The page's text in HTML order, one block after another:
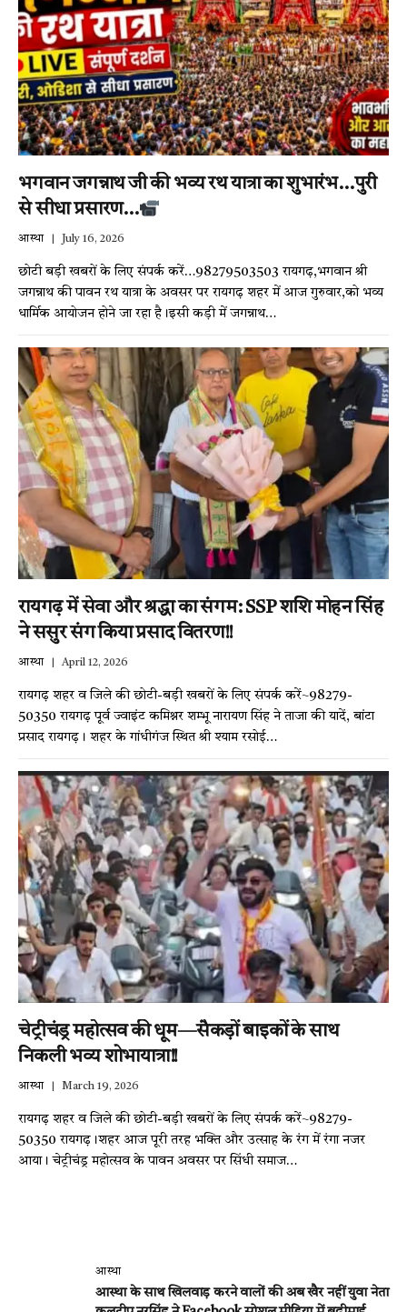
भगवान जगन्नाथ जी की भव्य रथ यात्रा का शुभारंभ…पुरी
से सीधा प्रसारण…
आस्था July 16, 2026
छोटी बड़ी खबरों के लिए संपर्क करें…98279503503 रायगढ़,भगवान श्री
जगन्नाथ की पावन रथ यात्रा के अवसर पर रायगढ़ शहर में आज गुरुवार,को भव्य
धार्मिक आयोजन होने जा रहा है।इसी कड़ी में जगन्नाथ…
रायगढ़ में सेवा और श्रद्धा का संगम: SSP शशि मोहन सिंह
ने ससुर संग किया प्रसाद वितरण!!
आस्था April 12, 2026
रायगढ़ शहर व जिले की छोटी-बड़ी खबरों के लिए संपर्क करें~98279-
50350 रायगढ़ पूर्व ज्वाइंट कमिश्नर शम्भू नारायण सिंह ने ताजा की यादें, बांटा
प्रसाद रायगढ़। शहर के गांधीगंज स्थित श्री श्याम रसोई…
चेट्रीचंड्र महोत्सव की धूम—सैकड़ों बाइकों के साथ
निकली भव्य शोभायात्रा!!
आस्था March 19, 2026
रायगढ़ शहर व जिले की छोटी-बड़ी खबरों के लिए संपर्क करें~98279-
50350 रायगढ़।शहर आज पूरी तरह भक्ति और उत्साह के रंग में रंगा नजर
आया। चेट्रीचंड्र महोत्सव के पावन अवसर पर सिंधी समाज…
आस्था
आस्था के साथ खिलवाड़ करने वालों की अब खैर नहीं युवा नेता